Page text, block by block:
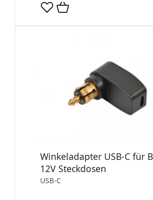
Winkeladapter USB-C für
12V Steckdosen
USB-C